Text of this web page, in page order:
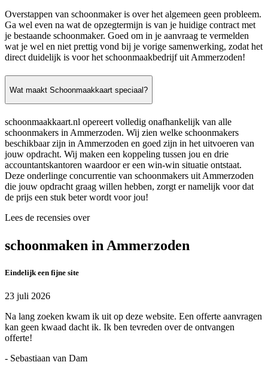
Overstappen van schoonmaker is over het algemeen geen probleem.
Ga wel even na wat de opzegtermijn is van je huidige contract met
je bestaande schoonmaker. Goed om in je aanvraag te vermelden
wat je wel en niet prettig vond bij je vorige samenwerking, zodat het
direct duidelijk is voor het schoonmaakbedrijf uit Ammerzoden!
Wat maakt Schoonmaakkaart speciaal?
schoonmaakkaart.nl opereert volledig onafhankelijk van alle
schoonmakers in Ammerzoden. Wij zien welke schoonmakers
beschikbaar zijn in Ammerzoden en goed zijn in het uitvoeren van
jouw opdracht. Wij maken een koppeling tussen jou en drie
accountantskantoren waardoor er een win-win situatie ontstaat.
Deze onderlinge concurrentie van schoonmakers uit Ammerzoden
die jouw opdracht graag willen hebben, zorgt er namelijk voor dat
de prijs een stuk beter wordt voor jou!
Lees de recensies over
schoonmaken in Ammerzoden
Eindelijk een fijne site
23 juli 2026
Na lang zoeken kwam ik uit op deze website. Een offerte aanvragen
kan geen kwaad dacht ik. Ik ben tevreden over de ontvangen
offerte!
- Sebastiaan van Dam